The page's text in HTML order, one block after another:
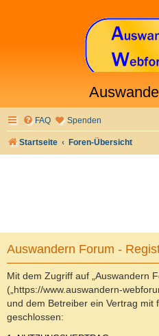
FAQ Spenden
Startseite Foren-Übersicht
Auswandern Forum -
Mit dem Zugriff auf „Auswandern
(„https://www.auswandern-
und dem Betreiber ein Vertrag mit
geschlossen: